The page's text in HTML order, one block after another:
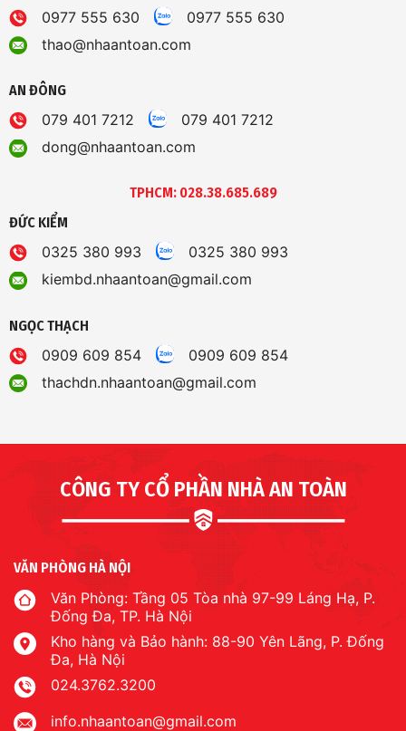
0977 555 630
0977 555 630
thao@nhaantoan.com
AN ĐÔNG
079 401 7212
079 401 7212
dong@nhaantoan.com
TPHCM: 028.38.685.689
ĐỨC KIỂM
0325 380 993
0325 380 993
kiembd.nhaantoan@gmail.com
NGỌC THẠCH
0909 609 854
0909 609 854
thachdn.nhaantoan@gmail.com
CÔNG TY CỔ PHẦN NHÀ AN TOÀN
VĂN PHÒNG HÀ NỘI
Văn Phòng: Tầng 05 Tòa nhà 97-99 Láng Hạ, P.
Đống Đa, TP. Hà Nội
Kho hàng và Bảo hành: 88-90 Yên Lãng, P. Đống
Đa, Hà Nội
024.3762.3200
info.nhaantoan@gmail.com